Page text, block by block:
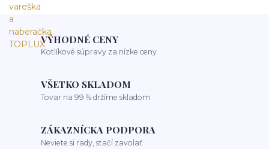
VÝHODNÉ CENY
Kotlíkové súpravy za nízke ceny
VŠETKO SKLADOM
Tovar na 99 % držíme skladom
ZÁKAZNÍCKA PODPORA
Neviete si rady, stačí zavolať